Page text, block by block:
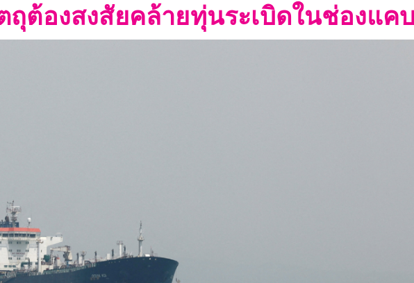
ต้องสงสัยคล้ายทุ่นระเบิดในช่องแค